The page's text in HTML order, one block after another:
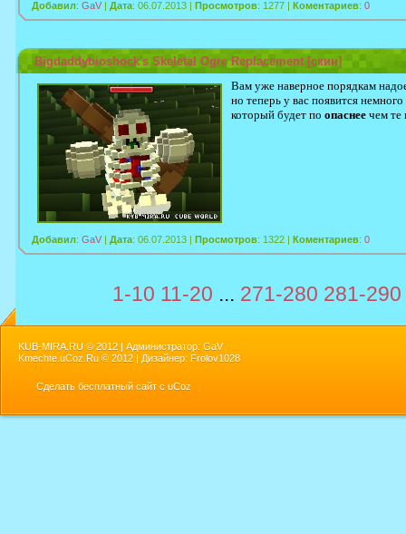
Добавил: GaV | Дата: 06.07.2013 | Просмотров: 1277 | Коментариев: 0
Bigdaddybioshock's Skeletal Ogre Replacement [скин]
Вам уже наверное порядкам
но теперь у вас появится
который будет по опаснее чем те
Добавил: GaV | Дата: 06.07.2013 | Просмотров: 1322 | Коментариев: 0
1-10 11-20 ... 271-280 281-290
KUB-MIRA.RU © 2012 | Администратор: GaV
Kmechte.uCoz.Ru © 2012 | Дизайнер: Frolov1028
Сделать бесплатный сайт с uCoz